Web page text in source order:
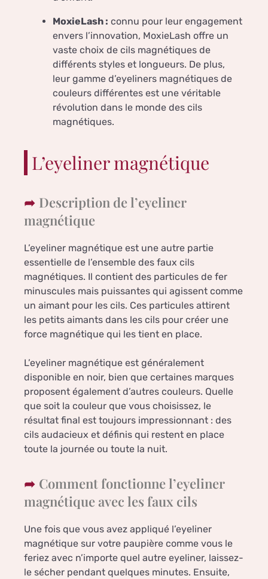
MoxieLash : connu pour leur engagement
envers l’innovation, MoxieLash offre un
vaste choix de cils magnétiques de
différents styles et longueurs. De plus,
leur gamme d’eyeliners magnétiques de
couleurs différentes est une véritable
révolution dans le monde des cils
magnétiques.
L’eyeliner magnétique
Description de l’eyeliner
magnétique
L’eyeliner magnétique est une autre partie
essentielle de l’ensemble des faux cils
magnétiques. Il contient des particules de fer
minuscules mais puissantes qui agissent comme
un aimant pour les cils. Ces particules attirent
les petits aimants dans les cils pour créer une
force magnétique qui les tient en place.
L’eyeliner magnétique est généralement
disponible en noir, bien que certaines marques
proposent également d’autres couleurs. Quelle
que soit la couleur que vous choisissez, le
résultat final est toujours impressionnant : des
cils audacieux et définis qui restent en place
toute la journée ou toute la nuit.
Comment fonctionne l’eyeliner
magnétique avec les faux cils
Une fois que vous avez appliqué l’eyeliner
magnétique sur votre paupière comme vous le
feriez avec n’importe quel autre eyeliner, laissez-
le sécher pendant quelques minutes. Ensuite,